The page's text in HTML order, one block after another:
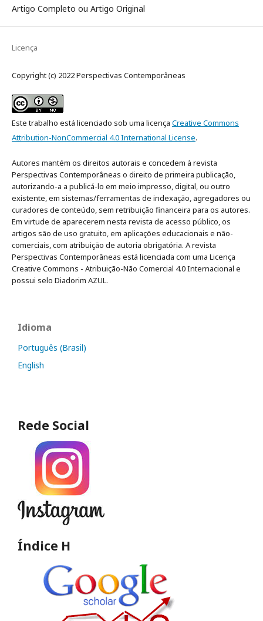
Artigo Completo ou Artigo Original
Licença
Copyright (c) 2022 Perspectivas Contemporâneas
Este trabalho está licenciado sob uma licença Creative Commons
Attribution-NonCommercial 4.0 International License.
Autores mantém os direitos autorais e concedem à revista
Perspectivas Contemporâneas o direito de primeira publicação,
autorizando-a a publicá-lo em meio impresso, digital, ou outro
existente, em sistemas/ferramentas de indexação, agregadores ou
curadores de conteúdo, sem retribuição financeira para os autores.
Em virtude de aparecerem nesta revista de acesso público, os
artigos são de uso gratuito, em aplicações educacionais e não-
comerciais, com atribuição de autoria obrigatória. A revista
Perspectivas Contemporâneas está licenciada com uma Licença
Creative Commons - Atribuição-Não Comercial 4.0 Internacional e
possui selo Diadorim AZUL.
Idioma
Português (Brasil)
English
Rede Social
Índice H